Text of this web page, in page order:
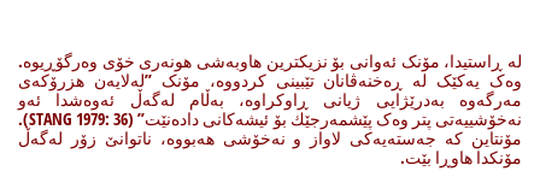
لە ڕاستیدا، مۆنک ئەوانی بۆ نزیکترین هاوبەشی هونەری خۆی وەرگۆڕیوە.
وەک یەکێک لە ڕەخنەڤانان تێبینی کردووە، مۆنک ”لەلایەن هزرۆکەی
مەرگەوە بەدرێژایی ژیانی ڕاوکراوە، بەڵام لەگەڵ ئەوەشدا ئەو
نەخۆشییەتی پتر وەک پێشمەرجێك بۆ ئیشەکانی دادەنێت” (STANG 1979: 36).
مۆنتاین کە جەستەیەکی لاواز و نەخۆشی هەبووە، ناتوانێ زۆر لەگەڵ
مۆنکدا هاوڕا بێت.